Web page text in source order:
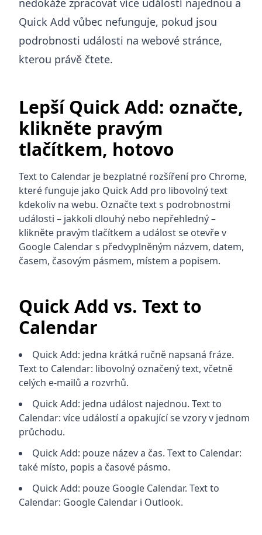
nedokáže zpracovat více událostí najednou a
Quick Add vůbec nefunguje, pokud jsou
podrobnosti události na webové stránce,
kterou právě čtete.
Lepší Quick Add: označte,
klikněte pravým
tlačítkem, hotovo
Text to Calendar je bezplatné rozšíření pro Chrome,
které funguje jako Quick Add pro libovolný text
kdekoliv na webu. Označte text s podrobnostmi
události – jakkoli dlouhý nebo nepřehledný –
klikněte pravým tlačítkem a událost se otevře v
Google Calendar s předvyplněným názvem, datem,
časem, časovým pásmem, místem a popisem.
Quick Add vs. Text to
Calendar
Quick Add: jedna krátká ručně napsaná fráze.
Text to Calendar: libovolný označený text, včetně
celých e-mailů a rozvrhů.
Quick Add: jedna událost najednou. Text to
Calendar: více událostí a opakující se vzory v jednom
průchodu.
Quick Add: pouze název a čas. Text to Calendar:
také místo, popis a časové pásmo.
Quick Add: pouze Google Calendar. Text to
Calendar: Google Calendar i Outlook.